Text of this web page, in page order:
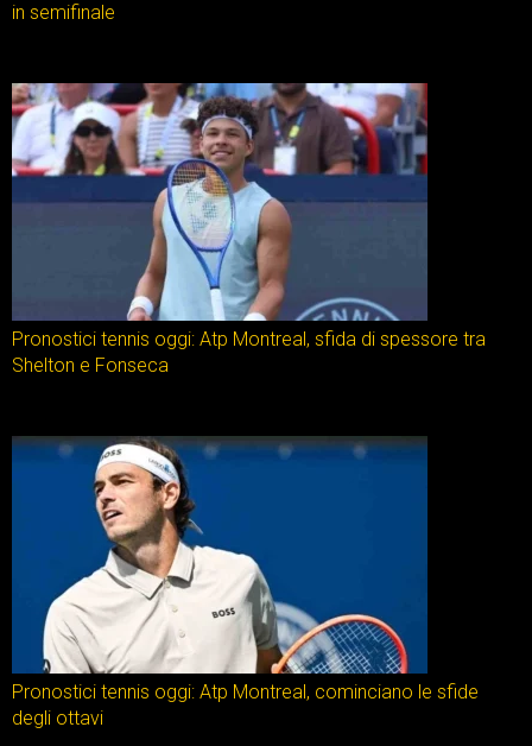
in semifinale
Pronostici tennis oggi: Atp Montreal, sfida di spessore tra
Shelton e Fonseca
Pronostici tennis oggi: Atp Montreal, cominciano le sfide
degli ottavi